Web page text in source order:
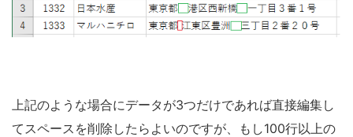
上記のような場合にデータが3つだけであれば直接編集し
てスペースを削除したらよいのですが、もし100行以上の